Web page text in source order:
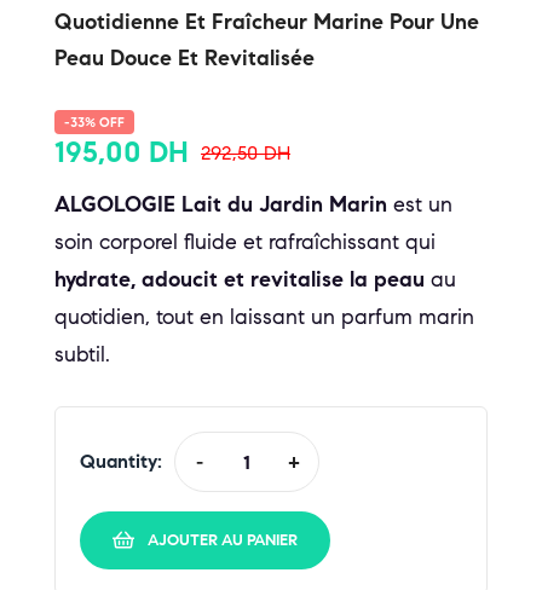
Quotidienne Et Fraîcheur Marine Pour Une
Peau Douce Et Revitalisée
-33% OFF
292,50DH
195,00 DH
ALGOLOGIE Lait du Jardin Marin est un
soin corporel fluide et rafraîchissant qui
hydrate, adoucit et revitalise la peau au
quotidien, tout en laissant un parfum marin
subtil.
Quantity: - +
AJOUTER AU PANIER